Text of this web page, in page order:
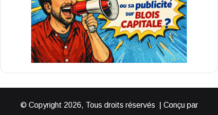
© Copyright 2026, Tous droits réservés | Conçu par